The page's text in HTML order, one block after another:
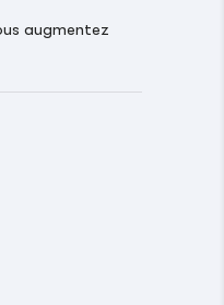
augmentez